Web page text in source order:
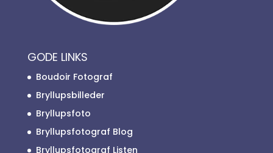
GODE LINKS
Boudoir Fotograf
Bryllupsbilleder
Bryllupsfoto
Bryllupsfotograf Blog
Bryllupsfotograf Listen